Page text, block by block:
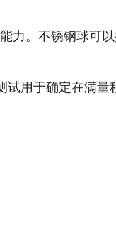
力。不锈钢球可
试用于确定在满